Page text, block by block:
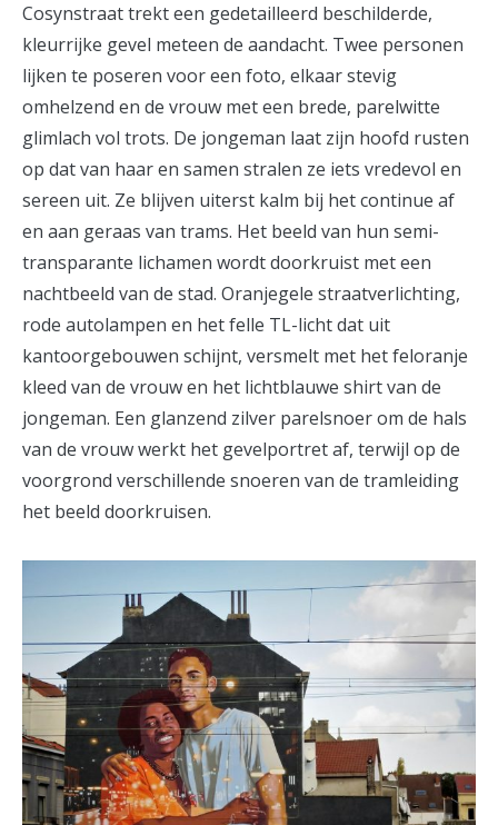
Cosynstraat trekt een gedetailleerd beschilderde,
kleurrijke gevel meteen de aandacht. Twee personen
lijken te poseren voor een foto, elkaar stevig
omhelzend en de vrouw met een brede, parelwitte
glimlach vol trots. De jongeman laat zijn hoofd rusten
op dat van haar en samen stralen ze iets vredevol en
sereen uit. Ze blijven uiterst kalm bij het continue af
en aan geraas van trams. Het beeld van hun semi-
transparante lichamen wordt doorkruist met een
nachtbeeld van de stad. Oranjegele straatverlichting,
rode autolampen en het felle TL-licht dat uit
kantoorgebouwen schijnt, versmelt met het feloranje
kleed van de vrouw en het lichtblauwe shirt van de
jongeman. Een glanzend zilver parelsnoer om de hals
van de vrouw werkt het gevelportret af, terwijl op de
voorgrond verschillende snoeren van de tramleiding
het beeld doorkruisen.